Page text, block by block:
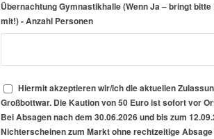
Übernachtung Gymnastikhalle (Wenn Ja – bringt
mit!) - Anzahl Personen
Hiermit akzeptieren wir/ich die aktuellen
Großbottwar. Die Kaution von 50 Euro ist sofort vor
Bei Absagen nach dem 30.06.2026 und bis zum
Nichterscheinen zum Markt ohne rechtzeitige